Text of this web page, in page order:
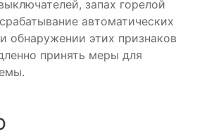
запах горелой
автоматических
обнаружении этих признаков
принять меры для